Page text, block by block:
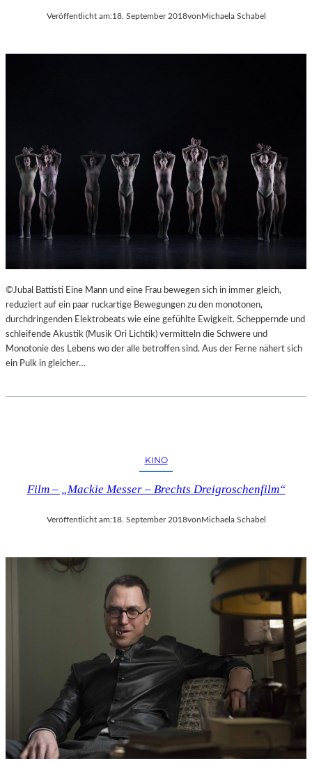
Veröffentlicht am:18. September 2018vonMichaela Schabel
©Jubal Battisti Eine Mann und eine Frau bewegen sich in immer gleich,
reduziert auf ein paar ruckartige Bewegungen zu den monotonen,
durchdringenden Elektrobeats wie eine gefühlte Ewigkeit. Scheppernde und
schleifende Akustik (Musik Ori Lichtik) vermitteln die Schwere und
Monotonie des Lebens wo der alle betroffen sind. Aus der Ferne nähert sich
ein Pulk in gleicher…
KINO
Film – „Mackie Messer – Brechts Dreigroschenfilm“
Veröffentlicht am:18. September 2018vonMichaela Schabel